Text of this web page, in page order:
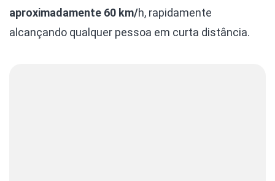
aproximadamente 60 km/h, rapidamente
alcançando qualquer pessoa em curta distância.